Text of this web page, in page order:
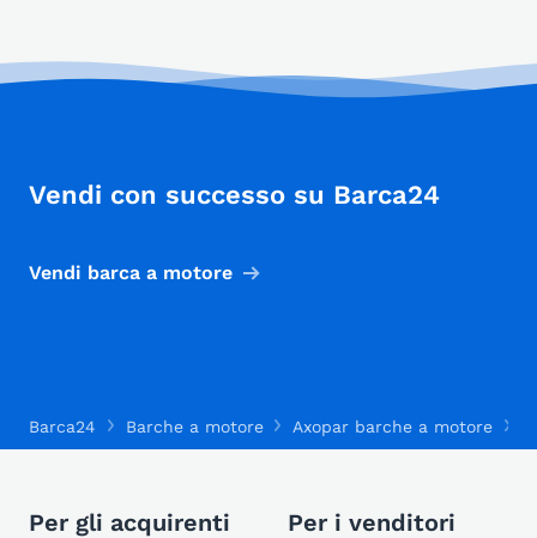
Vendi con successo su Barca24
Vendi barca a motore
Barca24 Barche a motore Axopar barche a motore
Per gli acquirenti Per i venditori